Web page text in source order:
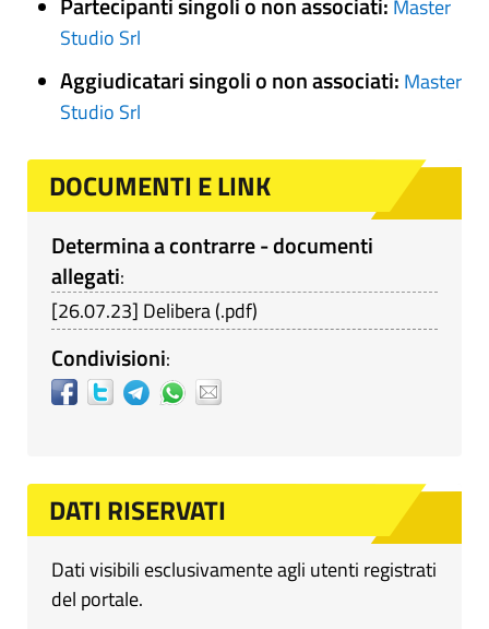
Master
Studio Srl
Aggiudicatari singoli o non associati: Master
Studio Srl
DOCUMENTI E LINK
Determina a contrarre - documenti
allegati:
[26.07.23] Delibera(.pdf)
Condivisioni:
DATI RISERVATI
Dati visibili esclusivamente agli utenti registrati
del portale.